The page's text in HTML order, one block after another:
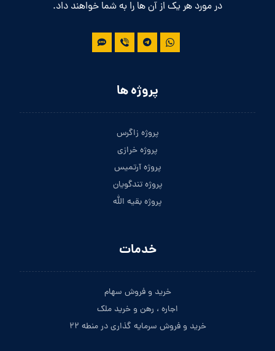
در مورد هر یک از آن ها را به شما خواهند داد.
پروژه ها
پروژه زاگرس
پروژه خرازی
پروژه آرتمیس
پروژه تندگویان
پروژه بقیه الله
خدمات
خرید و فروش سهام
اجاره ، رهن و خرید ملک
خرید و فروش سرمایه گذاری در منطه ۲۲